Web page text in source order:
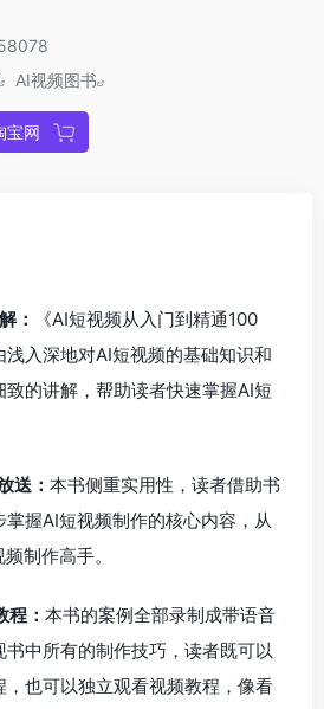
AI视频图书
宝网
：
《AI短视频从入门到精通100
入深地对AI短视频的基础知识和
的讲解，帮助读者快速掌握AI短
送： 本书侧重实用性，读者借助书
握AI短视频制作的核心内容，从
制作高手。
程： 本书的案例全部录制成带语音
中所有的制作技巧，读者既可以
也可以独立观看视频教程，像看